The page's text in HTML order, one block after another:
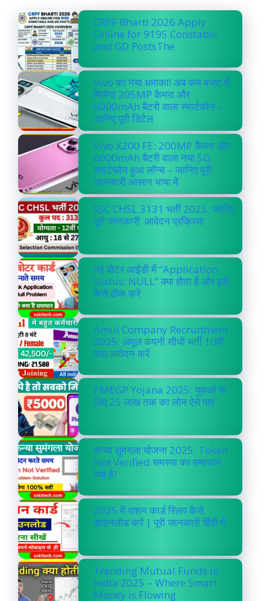
CRPF Bharti 2026 Apply
Online for 9195 Constable
and GD PostsThe
Vivo का नया धमाका! अब कम बजट में
मिलेगा 205MP कैमरा और
6000mAh बैटरी वाला स्मार्टफोन –
जानिए पूरी डिटेल
Vivo X200 FE: 200MP कैमरा और
6000mAh बैटरी वाला नया 5G
स्मार्टफोन हुआ लॉन्च – जानिए पूरी
जानकारी आसान भाषा में
SSC CHSL 3131 भर्ती 2025: जानिए
पूरी जानकारी आवेदन प्रक्रिया
नई वोटर आईडी में “Application
Status: NULL” क्या होता है और इसे
कैसे ठीक करें
Amul Company Recruitment
2025: अमूल कंपनी सीधी भर्ती 10वीं
पास आवेदन करें
PMEGP Yojana 2025: युवाओं के
लिए 25 लाख तक का लोन ऐसे पाएं
कन्या सुमंगला योजना 2025: Token
Not Verified समस्या का समाधान
क्या है?
2025 में राशन कार्ड स्लिप कैसे
डाउनलोड करें | पूरी जानकारी हिंदी में
Trending Mutual Funds in
India 2025 – Where Smart
Money is Flowing